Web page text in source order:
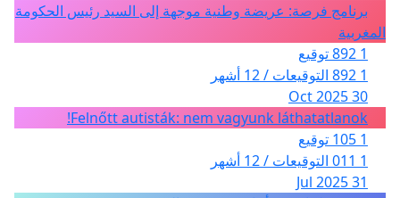
برنامج فرصة: عريضة وطنية موجهة إلى السيد رئيس الحكومة
المغربية
1 892 توقيع
1 892 التوقيعات / 12 أشهر
30 Oct 2025
Felnőtt autisták: nem vagyunk láthatatlanok!
1 105 توقيع
1 011 التوقيعات / 12 أشهر
31 Jul 2025